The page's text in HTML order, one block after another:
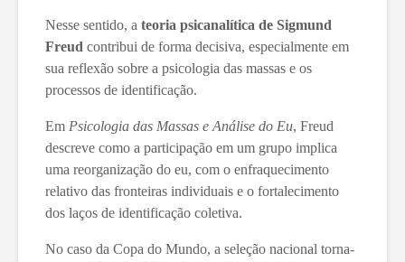
Nesse sentido, a teoria psicanalítica de Sigmund
Freud contribui de forma decisiva, especialmente em
sua reflexão sobre a psicologia das massas e os
processos de identificação.
Em Psicologia das Massas e Análise do Eu, Freud
descreve como a participação em um grupo implica
uma reorganização do eu, com o enfraquecimento
relativo das fronteiras individuais e o fortalecimento
dos laços de identificação coletiva.
No caso da Copa do Mundo, a seleção nacional torna-